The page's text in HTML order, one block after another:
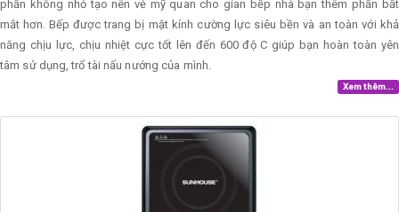
phần không nhỏ tạo nên vẻ mỹ quan cho gian bếp nhà bạn thêm phần bắt
mắt hơn. Bếp được trang bị mặt kính cường lực siêu bền và an toàn với khả
năng chịu lực, chịu nhiệt cực tốt lên đến 600 độ C giúp bạn hoàn toàn yên
tâm sử dụng, trổ tài nấu nướng của mình.
Xem thêm...